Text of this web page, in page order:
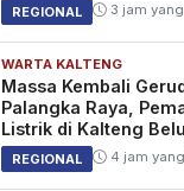
REGIONAL 3 jam
WARTA KALTENG
Massa Kembali
Palangka Raya,
Listrik di Kalteng
REGIONAL 4 jam